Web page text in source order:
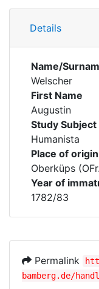
Details
Name/
Welscher
First Name
Augustin
Study Subject
Humanista
Place of origin
Oberküps
Year of
1782/83
Permalink
bamberg.de/